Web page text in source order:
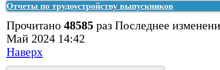
Отчеты по трудоустройству выпускников
Прочитано 48585 раз Последнее
Май 2024 14:42
Наверх